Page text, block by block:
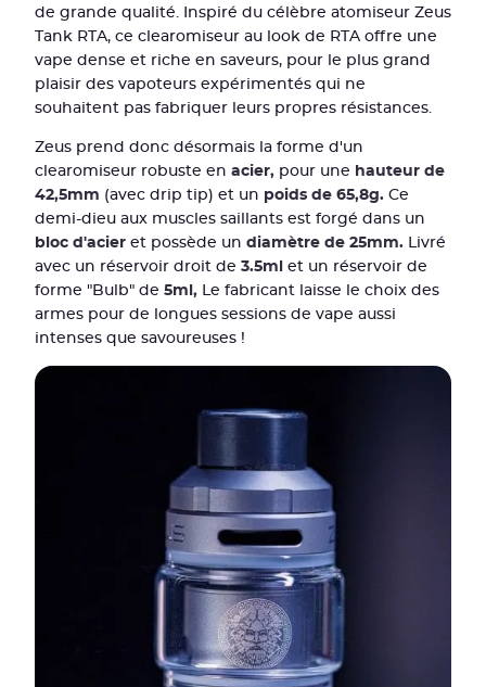
de grande qualité. Inspiré du célèbre atomiseur Zeus
Tank RTA, ce clearomiseur au look de RTA offre une
vape dense et riche en saveurs, pour le plus grand
plaisir des vapoteurs expérimentés qui ne
souhaitent pas fabriquer leurs propres résistances.
Zeus prend donc désormais la forme d'un
clearomiseur robuste en acier, pour une hauteur de
42,5mm (avec drip tip) et un poids de 65,8g. Ce
demi-dieu aux muscles saillants est forgé dans un
bloc d'acier et possède un diamètre de 25mm. Livré
avec un réservoir droit de 3.5ml
et un réservoir de
forme "Bulb" de 5ml, Le fabricant laisse le choix des
armes pour de longues sessions de vape aussi
intenses que savoureuses !